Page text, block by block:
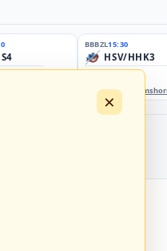
BBBZL15:30
HSV/HHK3
EBE-Ballpark,
×